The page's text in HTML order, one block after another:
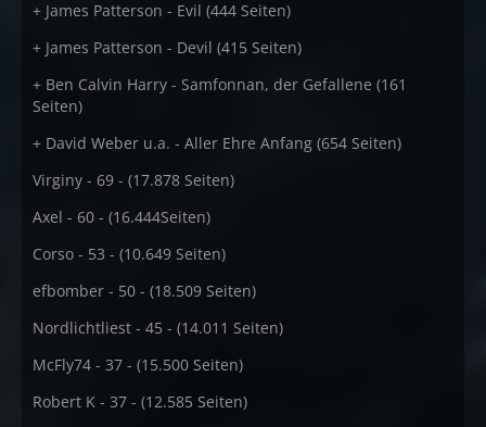
+ James Patterson - Evil (444 Seiten)
+ James Patterson - Devil (415 Seiten)
+ Ben Calvin Harry - Samfonnan, der Gefallene (161
Seiten)
+ David Weber u.a. - Aller Ehre Anfang (654 Seiten)
Virginy - 69 - (17.878 Seiten)
Axel - 60 - (16.444Seiten)
Corso - 53 - (10.649 Seiten)
efbomber - 50 - (18.509 Seiten)
Nordlichtliest - 45 - (14.011 Seiten)
McFly74 - 37 - (15.500 Seiten)
Robert K - 37 - (12.585 Seiten)